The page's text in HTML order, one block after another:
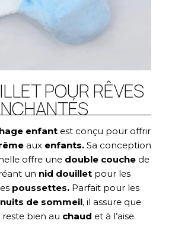
POUR RÊVES
enfant est conçu pour offrir
aux enfants. Sa conception
offre une double couchede
un nid douillet pour les
poussettes. Parfait pour les
nuits de sommeil, il assure que
reste bien au chaud et à l’aise.